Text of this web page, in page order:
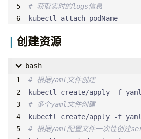
# 获取实时的logs信息
kubectl attach podName
创建资源
bash
# 根据yaml文件创建
# 多个yaml文件创建
# 根据yaml配置文件一次性创建